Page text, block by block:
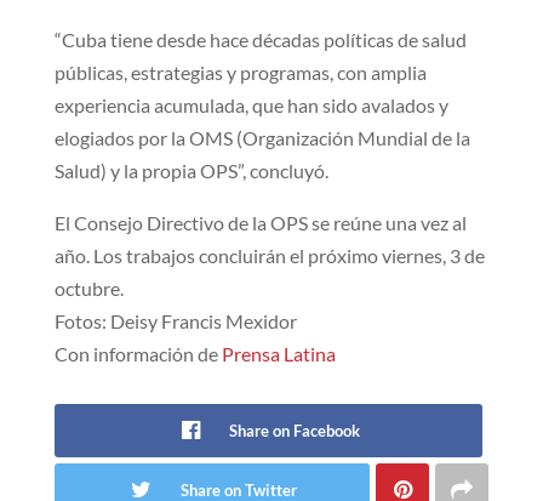
“Cuba tiene desde hace décadas políticas de salud
públicas, estrategias y programas, con amplia
experiencia acumulada, que han sido avalados y
elogiados por la OMS (Organización Mundial de la
Salud) y la propia OPS”, concluyó.
El Consejo Directivo de la OPS se reúne una vez al
año. Los trabajos concluirán el próximo viernes, 3 de
octubre.
Fotos: Deisy Francis Mexidor
Con información dePrensa Latina
Share on Facebook
Share on Twitter